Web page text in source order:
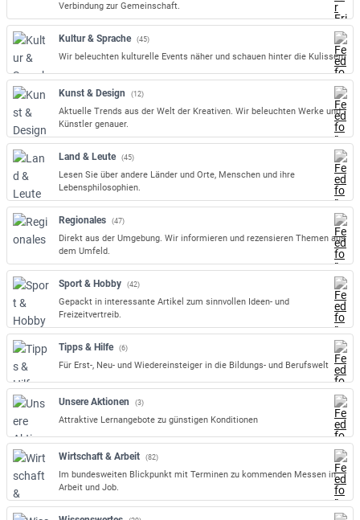
Verbindung zur Gemeinschaft.
Kultur & Sprache (45)
Wir beleuchten kulturelle Events näher und schauen hinter die Kulissen.
Kunst & Design (12)
Aktuelle Trends aus der Welt der Kreativen. Wir beleuchten Werke und
Künstler genauer.
Land & Leute (45)
Lesen Sie über andere Länder und Orte, Menschen und ihre
Lebensphilosophien.
Regionales (47)
Direkt aus der Umgebung. Wir informieren und rezensieren Themen aus
dem Umfeld.
Sport & Hobby (42)
Gepackt in interessante Artikel zum sinnvollen Ideen- und
Freizeitvertreib.
Tipps & Hilfe (6)
Für Erst-, Neu- und Wiedereinsteiger in die Bildungs- und Berufswelt
Unsere Aktionen (3)
Attraktive Lernangebote zu günstigen Konditionen
Wirtschaft & Arbeit (82)
Im bundesweiten Blickpunkt mit Terminen zu kommenden Messen in
Arbeit und Job.